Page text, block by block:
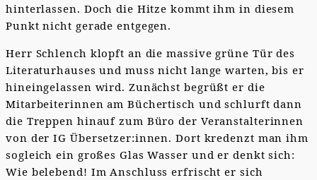
hinterlassen. Doch die Hitze kommt ihm in diesem
Punkt nicht gerade entgegen.
Herr Schlench klopft an die massive grüne Tür des
Literaturhauses und muss nicht lange warten, bis er
hineingelassen wird. Zunächst begrüßt er die
Mitarbeiterinnen am Büchertisch und schlurft dann
die Treppen hinauf zum Büro der Veranstalterinnen
von der IG Übersetzer:innen. Dort kredenzt man ihm
sogleich ein großes Glas Wasser und er denkt sich:
Wie belebend! Im Anschluss erfrischt er sich